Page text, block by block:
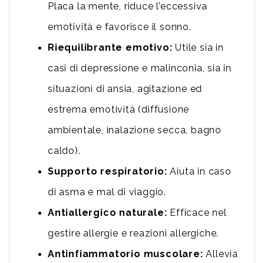
Placa la mente, riduce l’eccessiva
emotività e favorisce il sonno.
Riequilibrante emotivo: Utile sia in
casi di depressione e malinconia, sia in
situazioni di ansia, agitazione ed
estrema emotività (diffusione
ambientale, inalazione secca, bagno
caldo).
Supporto respiratorio: Aiuta in caso
di asma e mal di viaggio.
Antiallergico naturale: Efficace nel
gestire allergie e reazioni allergiche.
Antinfiammatorio muscolare: Allevia